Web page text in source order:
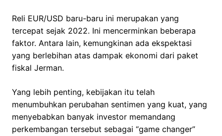
Reli EUR/USD baru-baru ini merupakan yang
tercepat sejak 2022. Ini mencerminkan beberapa
faktor. Antara lain, kemungkinan ada ekspektasi
yang berlebihan atas dampak ekonomi dari paket
fiskal Jerman.
Yang lebih penting, kebijakan itu telah
menumbuhkan perubahan sentimen yang kuat, yang
menyebabkan banyak investor memandang
perkembangan tersebut sebagai “game changer”